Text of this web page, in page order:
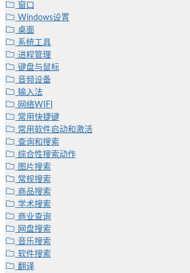
窗口
Windows设置
桌面
系统工具
进程管理
键盘与鼠标
音频设备
输入法
网络WIFI
常用快捷键
常用软件启动和激活
查询和搜索
综合性搜索动作
图片搜索
常规搜索
商品搜索
学术搜索
商业查询
网盘搜索
音乐搜索
软件搜索
翻译